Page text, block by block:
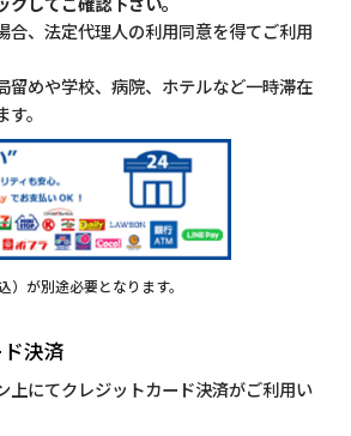
合、法定代理人の利用同意を得てご利用
留めや学校、病院、ホテルなど一時滞在
。
が別途必要となります。
決済
上にてクレジットカード決済がご利用い